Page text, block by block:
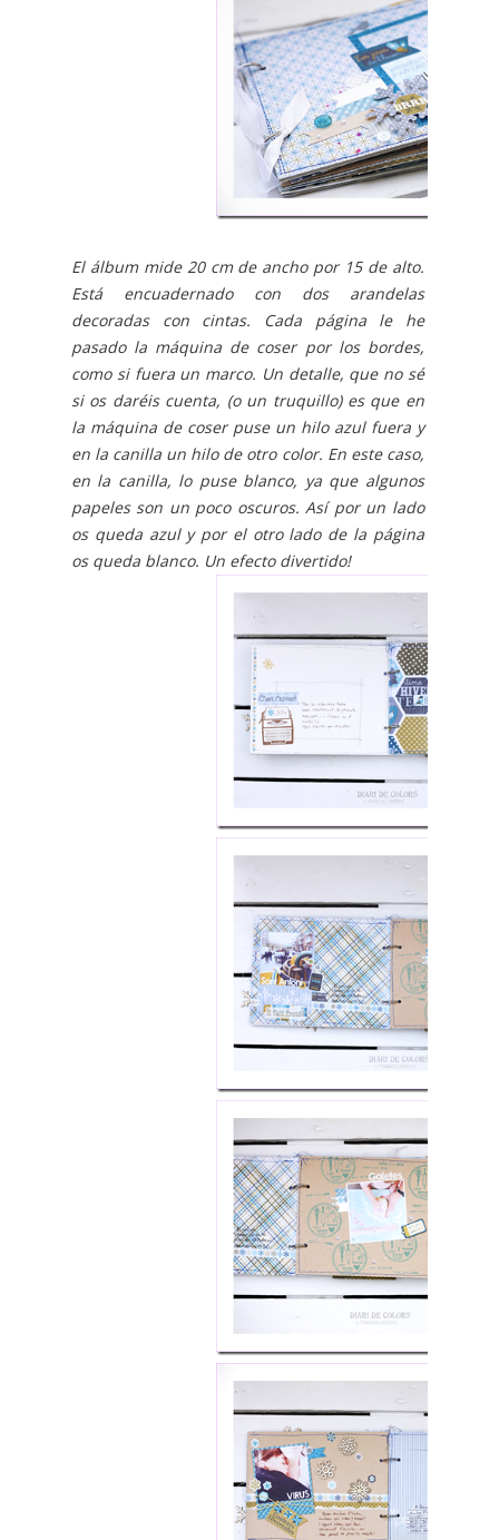
El álbum mide 20 cm de ancho por 15 de alto.
Está encuadernado con dos arandelas
decoradas con cintas. Cada página le he
pasado la máquina de coser por los bordes,
como si fuera un marco. Un detalle, que no sé
si os daréis cuenta, (o un truquillo) es que en
la máquina de coser puse un hilo azul fuera y
en la canilla un hilo de otro color. En este caso,
en la canilla, lo puse blanco, ya que algunos
papeles son un poco oscuros. Así por un lado
os queda azul y por el otro lado de la página
os queda blanco. Un efecto divertido!